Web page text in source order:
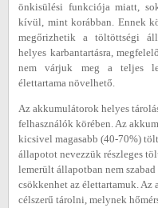
önkisülési funkciója miatt,
kívül, mint korábban. Ennek
megőrizhetik a töltöttségi
helyes karbantartásra,
nem várjuk meg a teljes
élettartama növelhető.
Az akkumulátorok helyes
felhasználók körében. Az
kicsivel magasabb (40-70%)
állapotot nevezzük részleges
lemerült állapotban nem
csökkenhet az élettartamuk. Az
célszerű tárolni, melynek